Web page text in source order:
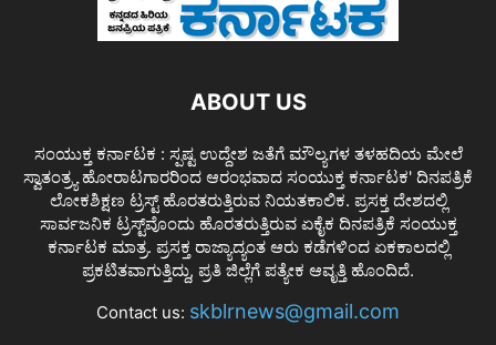
ABOUT US
ಸಂಯುಕ್ತ ಕರ್ನಾಟಕ : ಸ್ಪಷ್ಟ ಉದ್ದೇಶ ಜತೆಗೆ ಮೌಲ್ಯಗಳ ತಳಹದಿಯ ಮೇಲೆ
ಸ್ವಾತಂತ್ರ್ಯ ಹೋರಾಟಗಾರರಿಂದ ಆರಂಭವಾದ ಸಂಯುಕ್ತ ಕರ್ನಾಟಕ' ದಿನಪತ್ರಿಕೆ
ಲೋಕಶಿಕ್ಷಣ ಟ್ರಸ್ಟ್ ಹೊರತರುತ್ತಿರುವ ನಿಯತಕಾಲಿಕ. ಪ್ರಸಕ್ತ ದೇಶದಲ್ಲಿ
ಸಾರ್ವಜನಿಕ ಟ್ರಸ್ಟ್‌ವೊಂದು ಹೊರತರುತ್ತಿರುವ ಏಕೈಕ ದಿನಪತ್ರಿಕೆ ಸಂಯುಕ್ತ
ಕರ್ನಾಟಕ ಮಾತ್ರ. ಪ್ರಸಕ್ತ ರಾಜ್ಯಾದ್ಯಂತ ಆರು ಕಡೆಗಳಿಂದ ಏಕಕಾಲದಲ್ಲಿ
ಪ್ರಕಟಿತವಾಗುತ್ತಿದ್ದು, ಪ್ರತಿ ಜಿಲ್ಲೆಗೆ ಪತ್ಯೇಕ ಆವೃತ್ತಿ ಹೊಂದಿದೆ.
Contact us: skblrnews@gmail.com